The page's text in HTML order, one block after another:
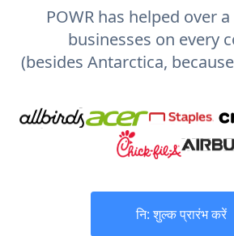
POWR has helped over
businesses on every
(besides Antarctica,
नि: शुल्क प्रारंभ करें